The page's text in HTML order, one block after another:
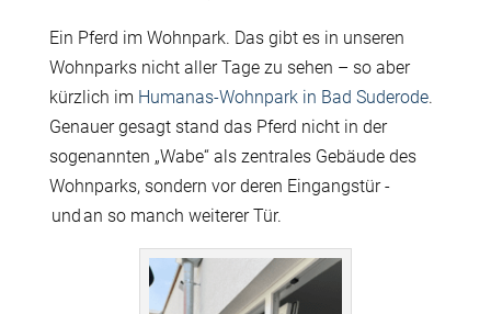
Ein Pferd im Wohnpark. Das gibt es in unseren
Wohnparks nicht aller Tage zu sehen – so aber
kürzlich im Humanas-Wohnpark in Bad Suderode.
Genauer gesagt stand das Pferd nicht in der
sogenannten „Wabe“ als zentrales Gebäude des
Wohnparks, sondern vor deren Eingangstür -
und an so manch weiterer Tür.